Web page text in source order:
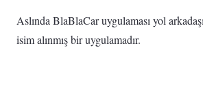
Aslında BlaBlaCar uygulaması yol
isim alınmış bir uygulamadır.